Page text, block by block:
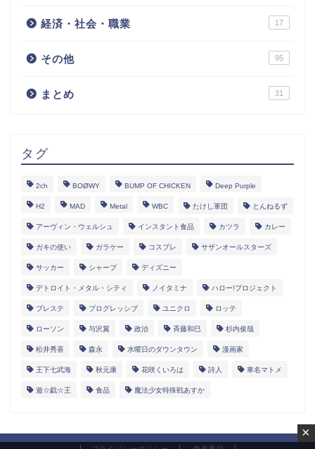
経済・社会・職業 17
その他 95
まとめ 31
タグ
2ch BOØWY BUMP OF CHICKEN Deep Purple
H2 MAD Metal WBC たけし軍団 とんねるず
アーヴィン・ウェルシュ インスタント食品 カツラ カレー
ガキの使い ガラケー コスプレ サザンオールスターズ
サッカー シャープ ディズニー
デトロイト・メタル・シティ ノイタミナ ハロー!プロジェクト
プレステ プログレッシブ ユニクロ ロッテ
ローソン 与沢翼 政治 斉藤和巳 杉内俊哉
松井秀喜 森永 水曜日のダウンタウン 漫画家
王下七武海 秋元康 花咲くいろは 詩人 車名マトメ
遊☆戯☆王 食品 魔法少女特殊戦あすか
×